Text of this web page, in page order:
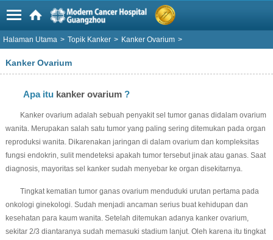
Halaman Utama > Topik Kanker > Kanker Ovarium >
Kanker Ovarium
Apa itu kanker ovarium?
Kanker ovarium adalah sebuah penyakit sel tumor ganas didalam ovarium
wanita. Merupakan salah satu tumor yang paling sering ditemukan pada organ
reproduksi wanita. Dikarenakan jaringan di dalam ovarium dan kompleksitas
fungsi endokrin, sulit mendeteksi apakah tumor tersebut jinak atau ganas. Saat
diagnosis, mayoritas sel kanker sudah menyebar ke organ disekitarnya.
Tingkat kematian tumor ganas ovarium menduduki urutan pertama pada
onkologi ginekologi. Sudah menjadi ancaman serius buat kehidupan dan
kesehatan para kaum wanita. Setelah ditemukan adanya kanker ovarium,
sekitar 2/3 diantaranya sudah memasuki stadium lanjut. Oleh karena itu tingkat